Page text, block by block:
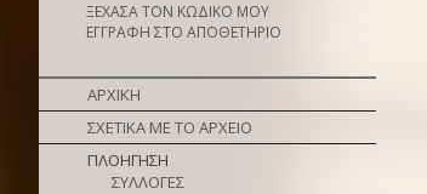
ΞΕΧΑΣΑ ΤΟΝ ΚΩΔΙΚΟ ΜΟΥ
ΕΓΓΡΑΦΗ ΣΤΟ ΑΠΟΘΕΤΗΡΙΟ
ΑΡΧΙΚΗ
ΣΧΕΤΙΚΑ ΜΕ ΤΟ ΑΡΧΕΙΟ
ΠΛΟΗΓΗΣΗ
ΣΥΛΛΟΓΕΣ